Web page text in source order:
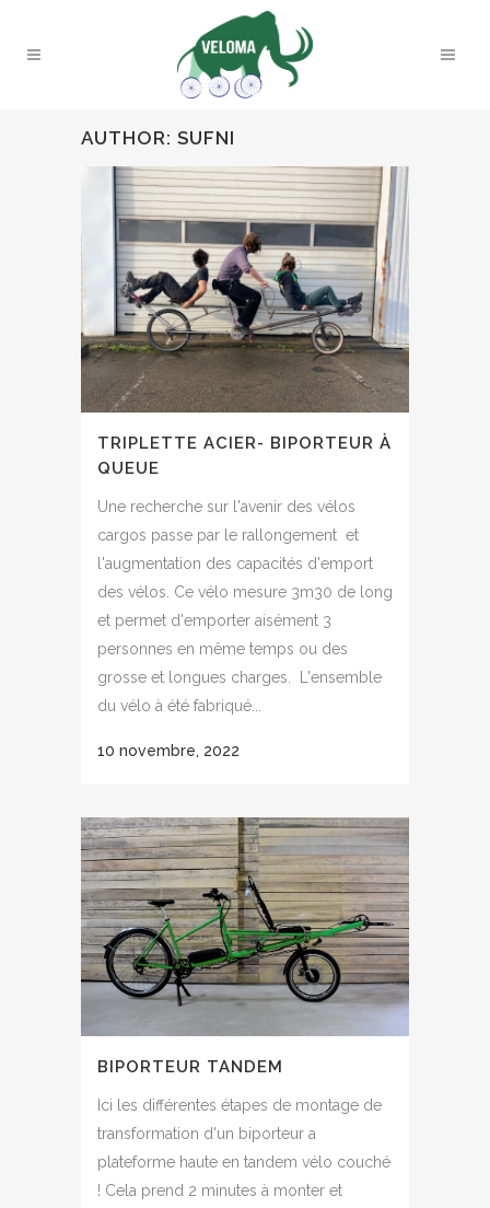
AUTHOR: SUFNI
TRIPLETTE ACIER- BIPORTEUR À
QUEUE
Une recherche sur l'avenir des vélos
cargos passe par le rallongement et
l'augmentation des capacités d'emport
des vélos. Ce vélo mesure 3m30 de long
et permet d'emporter aisément 3
personnes en même temps ou des
grosse et longues charges. L'ensemble
du vélo à été fabriqué...
10 novembre, 2022
BIPORTEUR TANDEM
Ici les différentes étapes de montage de
transformation d'un biporteur a
plateforme haute en tandem vélo couché
! Cela prend 2 minutes à monter et